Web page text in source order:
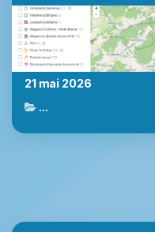
21 mai 2026